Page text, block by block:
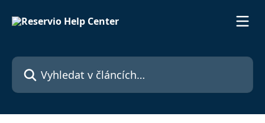
Vyhledat v článcích…